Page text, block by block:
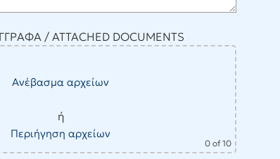
/ ATTACHED DOCUMENTS
Ανέβασμα αρχείων
ή
Περιήγηση αρχείων
0 of 10